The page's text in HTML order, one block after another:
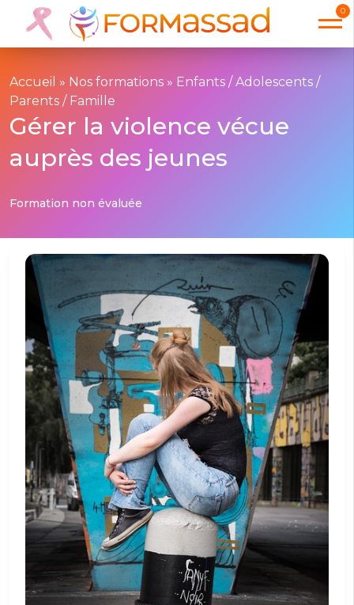
0
Accueil » Nos formations » Enfants / Adolescents /
Parents / Famille
Gérer la violence vécue
auprès des jeunes
Formation non évaluée